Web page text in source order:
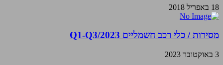
18 באפריל 2018
מסירות / כלי רכב חשמליים Q1-Q3/2023
3 באוקטובר 2023